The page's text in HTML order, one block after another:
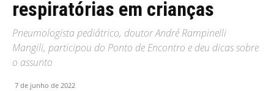
respiratórias em crianças
Pneumologista pediátrico, doutor André Rampinelli
Mangili, participou do Ponto de Encontro e deu dicas sobre
o assunto
7 de junho de 2022